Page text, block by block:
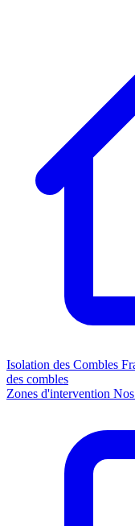
Isolation des Combles
des combles
Zones d'intervention